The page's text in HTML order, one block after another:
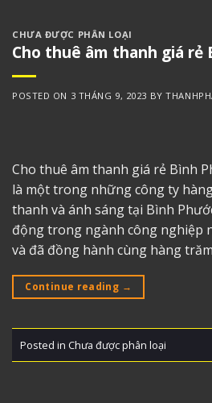
CHƯA ĐƯỢC PHÂN LOẠI
Cho thuê âm thanh giá rẻ
POSTED ON 3 THÁNG 9, 2023 BY
Cho thuê âm thanh giá rẻ Bình
là một trong những công ty
thanh và ánh sáng tại Bình
động trong ngành công nghiệp
và đã đồng hành cùng hàng
Continue reading →
Posted in Chưa được phân loại